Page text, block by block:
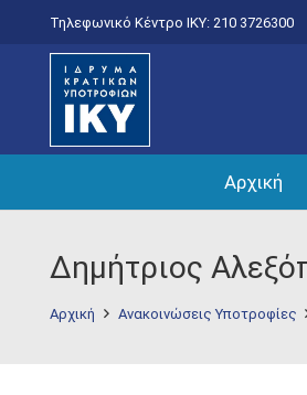
Τηλεφωνικό Κέντρο IKY: 210 3726300
Αρχική
Δημήτριος
Αρχική Ανακοινώσεις Υποτροφίες